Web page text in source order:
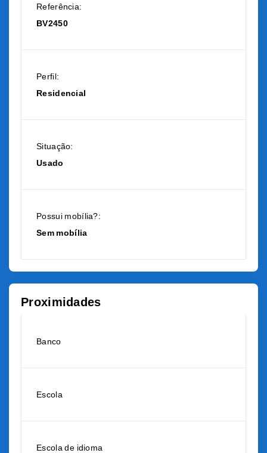
Referência:
BV2450
Perfil:
Residencial
Situação:
Usado
Possui mobília?:
Sem mobília
Proximidades
Banco
Escola
Escola de idioma